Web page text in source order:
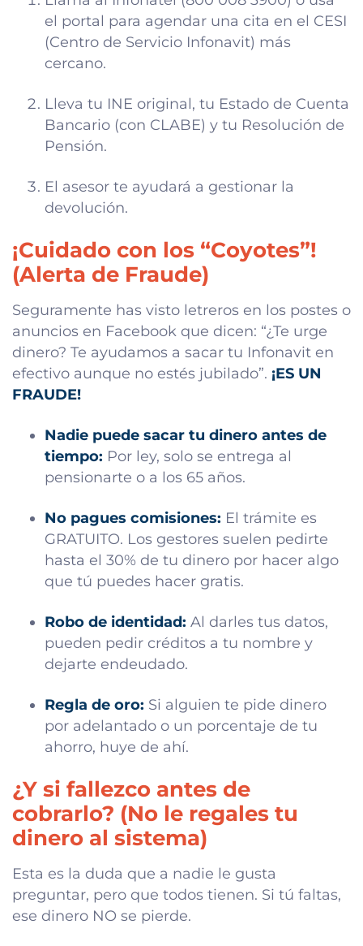
el portal para agendar una cita en el CESI
(Centro de Servicio Infonavit) más
cercano.
Lleva tu INE original, tu Estado de Cuenta
Bancario (con CLABE) y tu Resolución de
Pensión.
El asesor te ayudará a gestionar la
devolución.
¡Cuidado con los “Coyotes”!
(Alerta de Fraude)
Seguramente has visto letreros en los postes o
anuncios en Facebook que dicen: “¿Te urge
dinero? Te ayudamos a sacar tu Infonavit en
efectivo aunque no estés jubilado”. ¡ES UN
FRAUDE!
Nadie puede sacar tu dinero antes de
tiempo: Por ley, solo se entrega al
pensionarte o a los 65 años.
No pagues comisiones: El trámite es
GRATUITO. Los gestores suelen pedirte
hasta el 30% de tu dinero por hacer algo
que tú puedes hacer gratis.
Robo de identidad: Al darles tus datos,
pueden pedir créditos a tu nombre y
dejarte endeudado.
Regla de oro: Si alguien te pide dinero
por adelantado o un porcentaje de tu
ahorro, huye de ahí.
¿Y si fallezco antes de
cobrarlo? (No le regales tu
dinero al sistema)
Esta es la duda que a nadie le gusta
preguntar, pero que todos tienen. Si tú faltas,
ese dinero NO se pierde.